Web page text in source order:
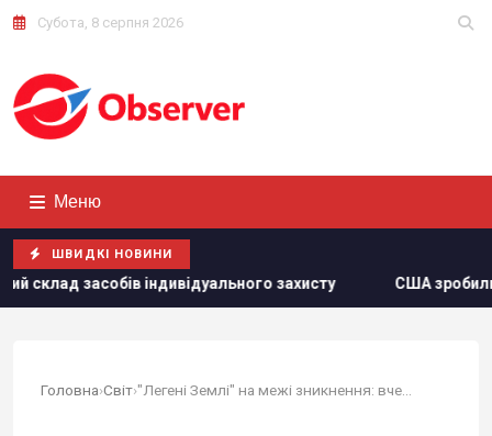
Субота, 8 серпня 2026
Меню
ШВИДКІ НОВИНИ
захисту США зробили невтішний прогноз
Головна›Світ›